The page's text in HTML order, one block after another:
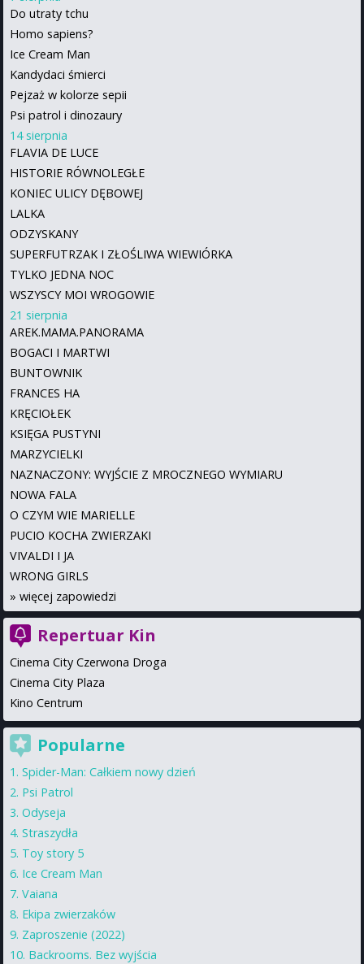
Do utraty tchu
Homo sapiens?
Ice Cream Man
Kandydaci śmierci
Pejzaż w kolorze sepii
Psi patrol i dinozaury
14 sierpnia
FLAVIA DE LUCE
HISTORIE RÓWNOLEGŁE
KONIEC ULICY DĘBOWEJ
LALKA
ODZYSKANY
SUPERFUTRZAK I ZŁOŚLIWA WIEWIÓRKA
TYLKO JEDNA NOC
WSZYSCY MOI WROGOWIE
21 sierpnia
AREK.MAMA.PANORAMA
BOGACI I MARTWI
BUNTOWNIK
FRANCES HA
KRĘCIOŁEK
KSIĘGA PUSTYNI
MARZYCIELKI
NAZNACZONY: WYJŚCIE Z MROCZNEGO WYMIARU
NOWA FALA
O CZYM WIE MARIELLE
PUCIO KOCHA ZWIERZAKI
VIVALDI I JA
WRONG GIRLS
» więcej zapowiedzi
Repertuar Kin
Cinema City Czerwona Droga
Cinema City Plaza
Kino Centrum
Popularne
Spider-Man: Całkiem nowy dzień
Psi Patrol
Odyseja
Straszydła
Toy story 5
Ice Cream Man
Vaiana
Ekipa zwierzaków
Zaproszenie (2022)
Backrooms. Bez wyjścia